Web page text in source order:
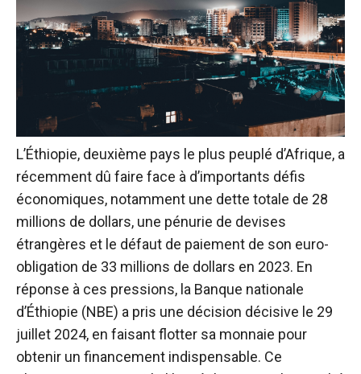
L’Éthiopie, deuxième pays le plus peuplé d’Afrique, a
récemment dû faire face à d’importants défis
économiques, notamment une dette totale de 28
millions de dollars, une pénurie de devises
étrangères et le défaut de paiement de son euro-
obligation de 33 millions de dollars en 2023. En
réponse à ces pressions, la Banque nationale
d’Éthiopie (NBE) a pris une décision décisive le 29
juillet 2024, en faisant flotter sa monnaie pour
obtenir un financement indispensable. Ce